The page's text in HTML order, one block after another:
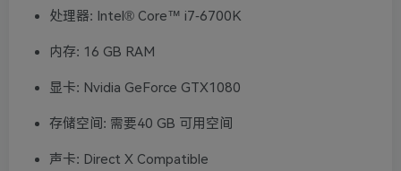
处理器: Intel® Core™ i7-6700K
内存: 16 GB RAM
显卡: Nvidia GeForce GTX1080
存储空间: 需要40 GB 可用空间
声卡: Direct X Compatible